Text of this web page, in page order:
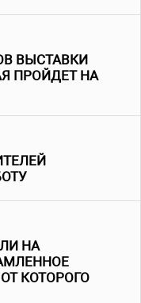
ВЫСТАВКИ
ПРОЙДЕТ НА
НА
КОТОРОГО